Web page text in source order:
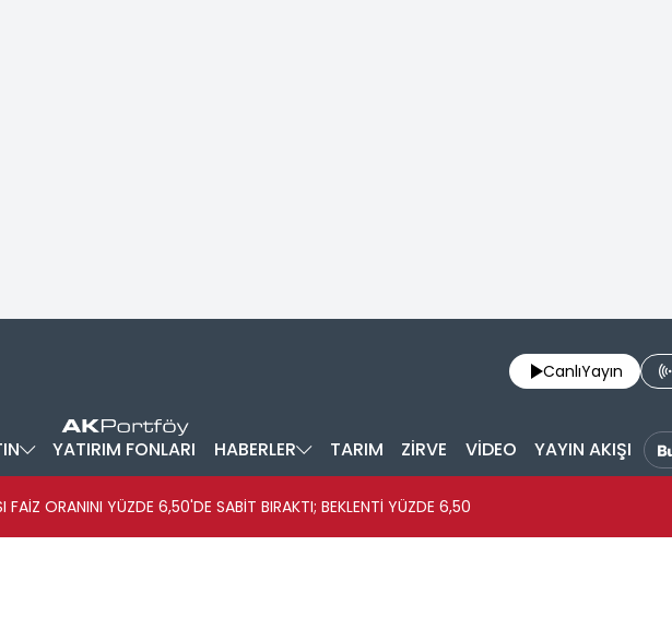
CanlıYayın
YATIRIM FONLARI HABERLER TARIM ZİRVE VİDEO YAYIN AKIŞI
FAİZ ORANINI YÜZDE 6,50'DE SABİT BIRAKTI; BEKLENTİ YÜZDE 6,50